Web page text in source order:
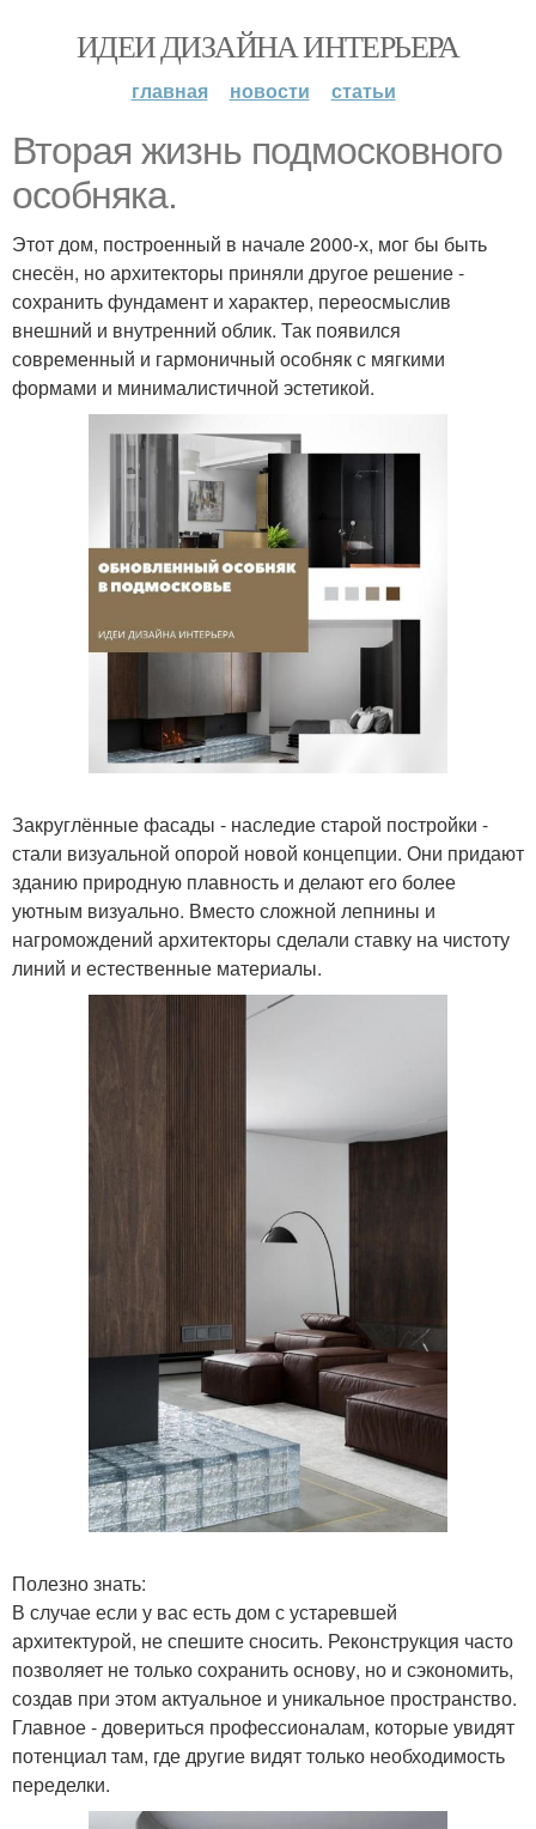
ИДЕИ ДИЗАЙНА ИНТЕРЬЕРА
главная новости статьи
Вторая жизнь подмосковного
особняка.
Этот дом, построенный в начале 2000-х, мог бы быть
снесён, но архитекторы приняли другое решение -
сохранить фундамент и характер, переосмыслив
внешний и внутренний облик. Так появился
современный и гармоничный особняк с мягкими
формами и минималистичной эстетикой.
Закруглённые фасады - наследие старой постройки -
стали визуальной опорой новой концепции. Они придают
зданию природную плавность и делают его более
уютным визуально. Вместо сложной лепнины и
нагромождений архитекторы сделали ставку на чистоту
линий и естественные материалы.
Полезно знать:
В случае если у вас есть дом с устаревшей
архитектурой, не спешите сносить. Реконструкция часто
позволяет не только сохранить основу, но и сэкономить,
создав при этом актуальное и уникальное пространство.
Главное - довериться профессионалам, которые увидят
потенциал там, где другие видят только необходимость
переделки.